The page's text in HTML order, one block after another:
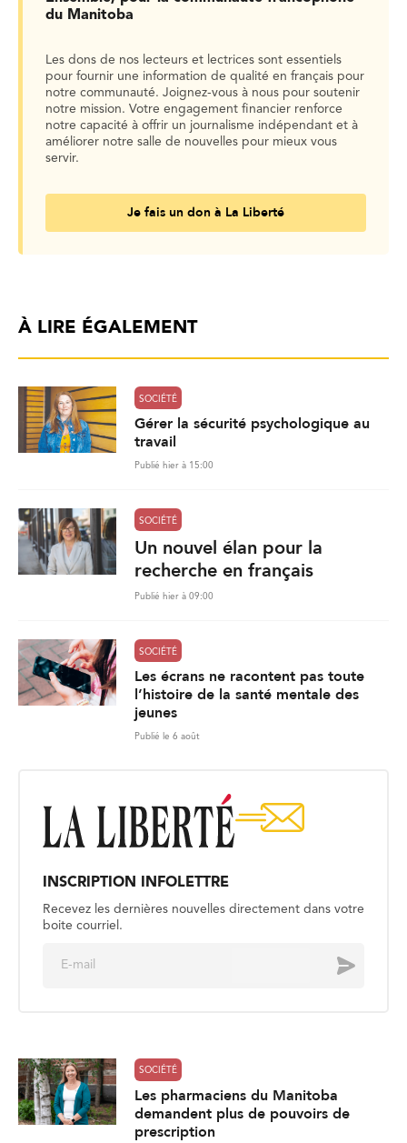
du Manitoba
Les dons de nos lecteurs et lectrices sont essentiels
pour fournir une information de qualité en français pour
notre communauté. Joignez-vous à nous pour soutenir
notre mission. Votre engagement financier renforce
notre capacité à offrir un journalisme indépendant et à
améliorer notre salle de nouvelles pour mieux vous
servir.
Je fais un don à La Liberté
À LIRE ÉGALEMENT
SOCIÉTÉ
Gérer la sécurité psychologique au
travail
Publié hier à 15:00
SOCIÉTÉ
Un nouvel élan pour la
recherche en français
Publié hier à 09:00
SOCIÉTÉ
Les écrans ne racontent pas toute
l’histoire de la santé mentale des
jeunes
Publié le 6 août
INSCRIPTION INFOLETTRE
Recevez les dernières nouvelles directement dans votre
boite courriel.
Envoyer
SOCIÉTÉ
Les pharmaciens du Manitoba
demandent plus de pouvoirs de
prescription